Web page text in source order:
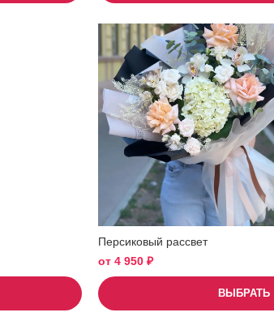
Персиковый рассвет
от 4 950 ₽
ВЫБРАТЬ